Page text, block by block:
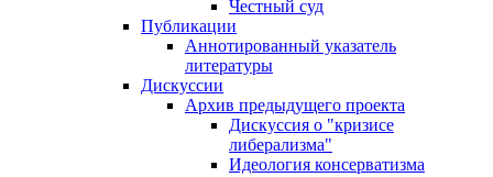
Честный суд
Публикации
Аннотированный указатель
литературы
Дискуссии
Архив предыдущего проекта
Дискуссия о "кризисе
либерализма"
Идеология консерватизма